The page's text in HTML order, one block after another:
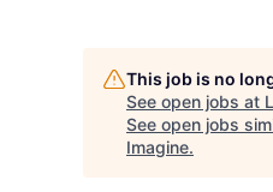
This job is no
See open jobs at
See open jobs
Imagine.